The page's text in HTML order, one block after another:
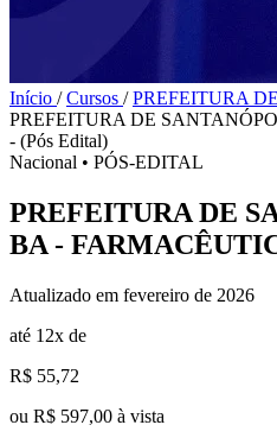
Início / Cursos / PREFEITURA
PREFEITURA DE
- (Pós Edital)
Nacional • PÓS-EDITAL
PREFEITURA DE
BA -
Atualizado em fevereiro de 2026
até 12x de
R$ 55,72
ou R$ 597,00 à vista